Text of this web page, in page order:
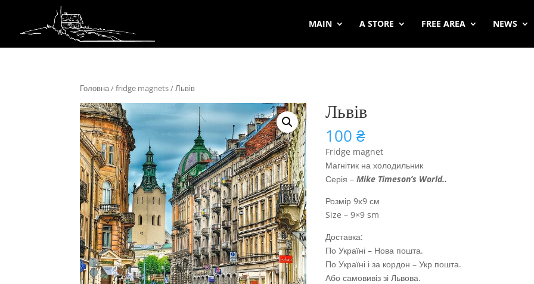
MAIN A STORE FREE AREA NEWS
Головна/fridge magnets/ Львів
Львів
100₴
Fridge magnet
Магнітик на холодильник
Серія –Mike Timeson’s World..
Розмір 9х9 см
Size – 9×9 sm
Доставка:
По Україні – Нова пошта.
По Україні і за кордон – Укр пошта.
Або самовивіз зі Львова.